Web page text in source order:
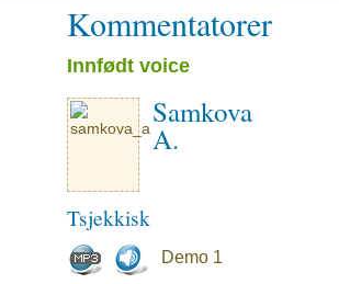
Kommentatorer
Innfødt voice
Samkova
A.
Tsjekkisk
Demo 1